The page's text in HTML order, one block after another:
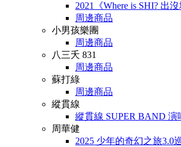
2021《Where is SHI? 出沒
周邊商品
小男孩樂團
周邊商品
八三夭 831
周邊商品
蘇打綠
周邊商品
縱貫線
縱貫線 SUPER BAND 演
周華健
2025 少年的奇幻之旅3.0